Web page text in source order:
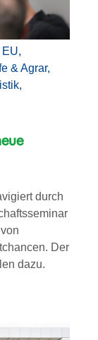
EU,
& Agrar,
,
durch
Der
dazu.